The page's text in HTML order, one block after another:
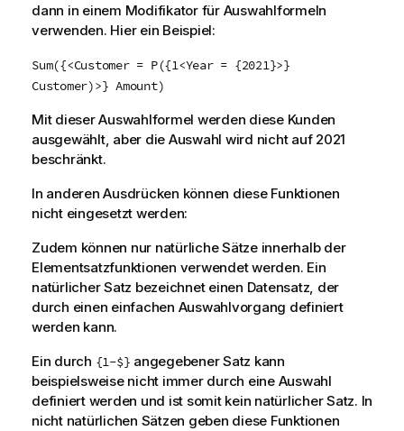
dann in einem Modifikator für Auswahlformeln
verwenden. Hier ein Beispiel:
Sum({<Customer = P({1<Year = {2021}>}
Customer)>} Amount)
Mit dieser Auswahlformel werden diese Kunden
ausgewählt, aber die Auswahl wird nicht auf 2021
beschränkt.
In anderen Ausdrücken können diese Funktionen
nicht eingesetzt werden:
Zudem können nur natürliche Sätze innerhalb der
Elementsatzfunktionen verwendet werden. Ein
natürlicher Satz bezeichnet einen Datensatz, der
durch einen einfachen Auswahlvorgang definiert
werden kann.
Ein durch {1-$} angegebener Satz kann
beispielsweise nicht immer durch eine Auswahl
definiert werden und ist somit kein natürlicher Satz. In
nicht natürlichen Sätzen geben diese Funktionen